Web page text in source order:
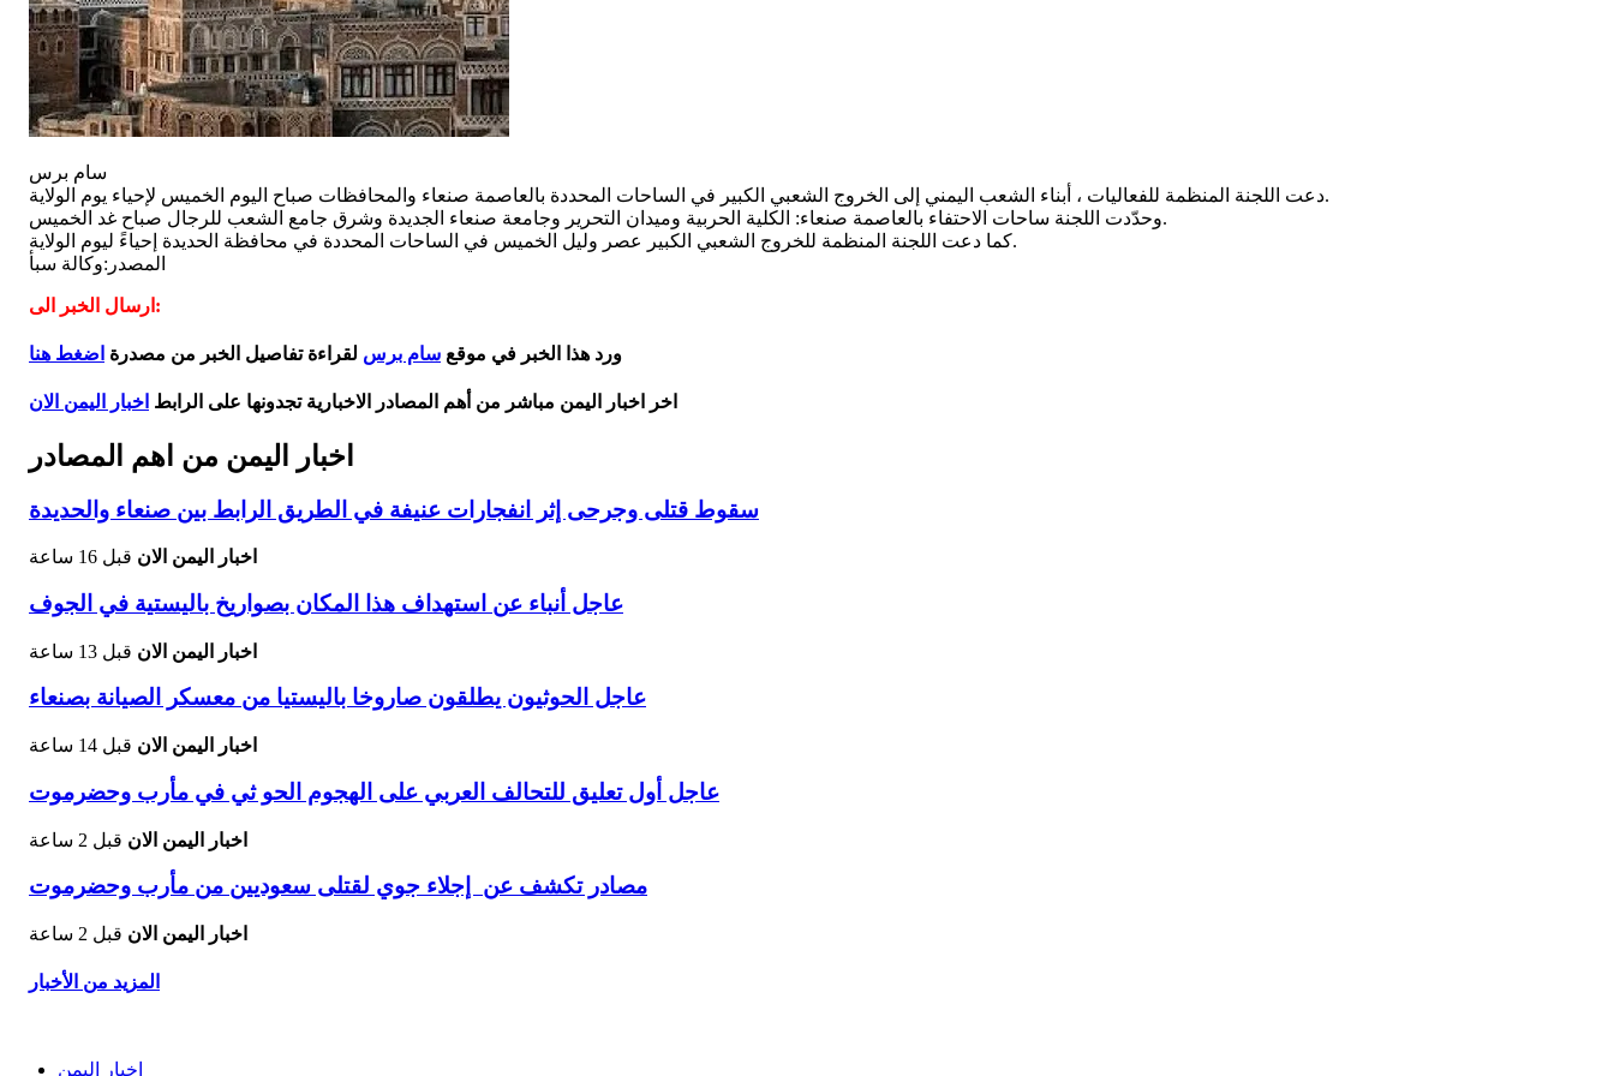
سام برس
دعت اللجنة المنظمة للفعاليات ، أبناء الشعب اليمني إلى الخروج الشعبي الكبير في الساحات المحددة بالعاصمة صنعاء والمحافظات صباح اليوم الخميس لإحياء يوم الولاية.
وحدّدت اللجنة ساحات الاحتفاء بالعاصمة صنعاء: الكلية الحربية وميدان التحرير وجامعة صنعاء الجديدة وشرق جامع الشعب للرجال صباح غد الخميس.
كما دعت اللجنة المنظمة للخروج الشعبي الكبير عصر وليل الخميس في الساحات المحددة في محافظة الحديدة إحياءً ليوم الولاية.
المصدر:وكالة سبأ
ارسال الخبر الى:
ورد هذا الخبر في موقع سام برس لقراءة تفاصيل الخبر من مصدرة اضغط هنا
اخر اخبار اليمن مباشر من أهم المصادر الاخبارية تجدونها على الرابط اخبار اليمن الان
اخبار اليمن من اهم المصادر
سقوط قتلى وجرحى إثر انفجارات عنيفة في الطريق الرابط بين صنعاء والحديدة
اخبار اليمن الان قبل 16 ساعة
عاجل أنباء عن استهداف هذا المكان بصواريخ باليستية في الجوف
اخبار اليمن الان قبل 13 ساعة
عاجل الحوثيون يطلقون صاروخا باليستيا من معسكر الصيانة بصنعاء
اخبار اليمن الان قبل 14 ساعة
عاجل أول تعليق للتحالف العربي على الهجوم الحو ثي في مأرب وحضرموت
اخبار اليمن الان قبل 2 ساعة
مصادر تكشف عن إجلاء جوي لقتلى سعوديين من مأرب وحضرموت
اخبار اليمن الان قبل 2 ساعة
المزيد من الأخبار
اخبار اليمن